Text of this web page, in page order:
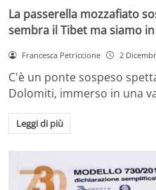
La passerella mozzafiato
sembra il Tibet ma siamo
Francesca Petriccione 2
C'è un ponte sospeso
Dolomiti, immerso in una
Leggi di più